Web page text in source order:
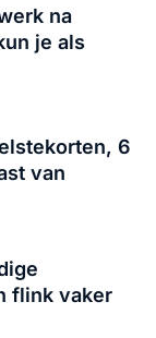
na
je als
6
van
flink vaker